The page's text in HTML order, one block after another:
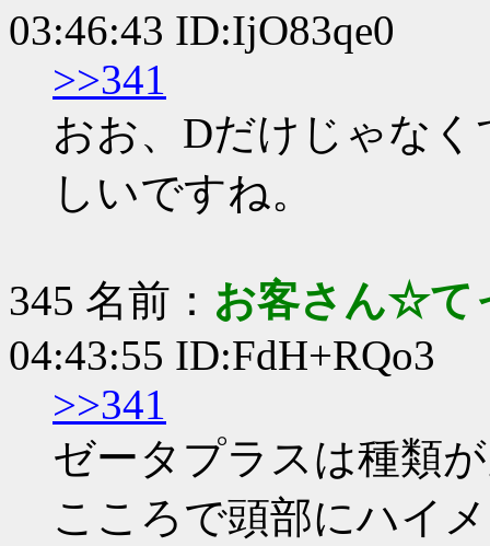
03:46:43 ID:IjO83qe0
>>341
おお、Dだけじゃな
しいですね。
345 名前： お客さん☆て
04:43:55 ID:FdH+RQo3
>>341
ゼータプラスは種類
こころで頭部にハイ